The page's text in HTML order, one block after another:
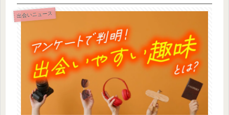
出会いニュース